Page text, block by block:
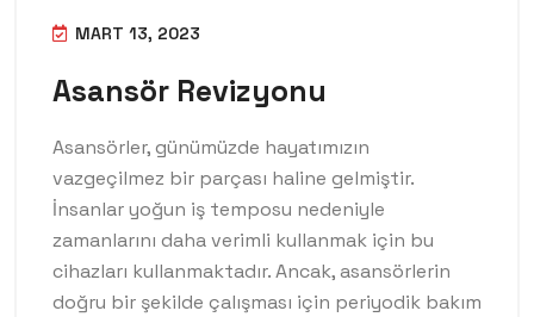
MART 13, 2023
Asansör Revizyonu
Asansörler, günümüzde hayatımızın
vazgeçilmez bir parçası haline gelmiştir.
İnsanlar yoğun iş temposu nedeniyle
zamanlarını daha verimli kullanmak için bu
cihazları kullanmaktadır. Ancak, asansörlerin
doğru bir şekilde çalışması için periyodik bakım